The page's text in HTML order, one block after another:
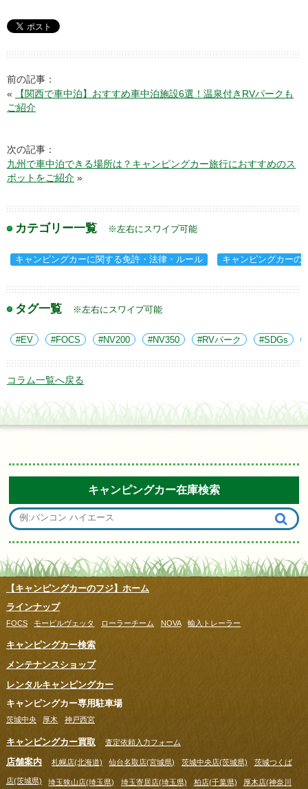
前の記事：
«
【関西で車中泊】おすすめ車中泊施設6選！温泉付きRVパークも
ご紹介
次の記事：
九州で車中泊できる場所は？キャンピングカー旅行におすすめのス
ポットをご紹介 »
カテゴリー一覧 ※左右にスワイプ可能
キャンピングカーに関する免許・法律・ルール キャンピングカーの
タグ一覧 ※左右にスワイプ可能
EV FOCS NV200 NV350 RVパーク SDGs
コラム一覧へ戻る
キャンピングカー在庫検索
【キャンピングカーのフジ】ホーム
ラインナップ
FOCS モービルヴェッタ ローラーチーム NOVA 輸入トレーラー
キャンピングカー検索
メンテナンスショップ
レンタルキャンピングカー
キャンピングカー専用駐車場
茨城中央 厚木 神戸西宮
キャンピングカー買取 査定依頼入力フォーム
店舗案内 札幌店(北海道) 仙台名取店(宮城県) 茨城中央店(茨城県) 茨城つくば
店(茨城県) 埼玉狭山店(埼玉県) 埼玉寄居店(埼玉県) 柏店(千葉県) 厚木店(神奈川